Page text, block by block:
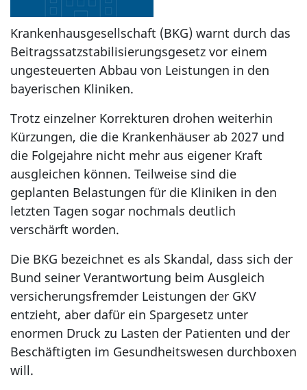
Krankenhausgesellschaft (BKG) warnt durch das
Beitragssatzstabilisierungsgesetz vor einem
ungesteuerten Abbau von Leistungen in den
bayerischen Kliniken.
Trotz einzelner Korrekturen drohen weiterhin
Kürzungen, die die Krankenhäuser ab 2027 und
die Folgejahre nicht mehr aus eigener Kraft
ausgleichen können. Teilweise sind die
geplanten Belastungen für die Kliniken in den
letzten Tagen sogar nochmals deutlich
verschärft worden.
Die BKG bezeichnet es als Skandal, dass sich der
Bund seiner Verantwortung beim Ausgleich
versicherungsfremder Leistungen der GKV
entzieht, aber dafür ein Spargesetz unter
enormen Druck zu Lasten der Patienten und der
Beschäftigten im Gesundheitswesen durchboxen
will.